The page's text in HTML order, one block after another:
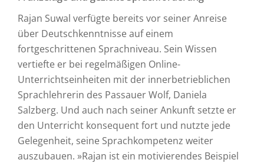
Rajan Suwal verfügte bereits vor seiner Anreise
über Deutschkenntnisse auf einem
fortgeschrittenen Sprachniveau. Sein Wissen
vertiefte er bei regelmäßigen Online-
Unterrichtseinheiten mit der innerbetrieblichen
Sprachlehrerin des Passauer Wolf, Daniela
Salzberg. Und auch nach seiner Ankunft setzte er
den Unterricht konsequent fort und nutzte jede
Gelegenheit, seine Sprachkompetenz weiter
auszubauen. »Rajan ist ein motivierendes Beispiel